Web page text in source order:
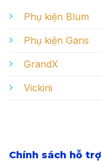
Phụ kiện Blum
Phụ kiện Garis
GrandX
Vickini
Chính sách hỗ trợ